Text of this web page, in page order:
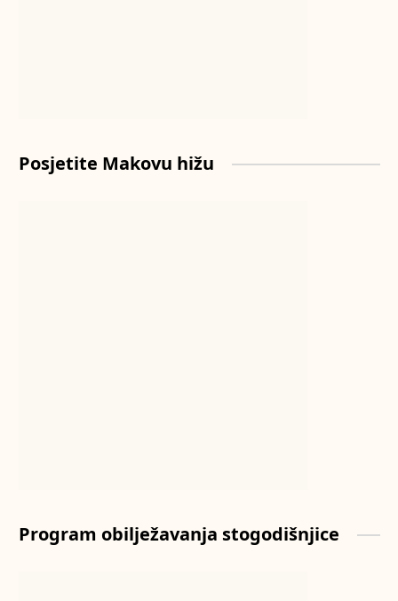
Posjetite Makovu hižu
Program obilježavanja stogodišnjice